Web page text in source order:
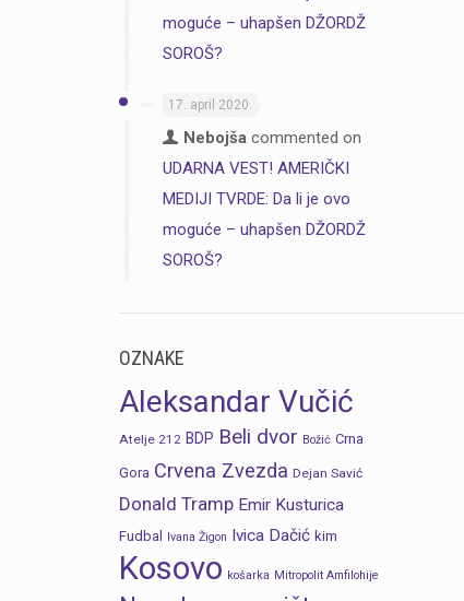
moguće – uhapšen DŽORDŽ
SOROŠ?
17. april 2020.
Nebojšacommented on
UDARNA VEST! AMERIČKI
MEDIJI TVRDE: Da li je ovo
moguće – uhapšen DŽORDŽ
SOROŠ?
OZNAKE
Aleksandar Vučić
Atelje 212 BDP Beli dvor Božić Crna
Gora Crvena Zvezda Dejan Savić
Donald Tramp Emir Kusturica
Fudbal Ivana Žigon Ivica Dačić kim
Kosovo košarka Mitropolit Amfilohije